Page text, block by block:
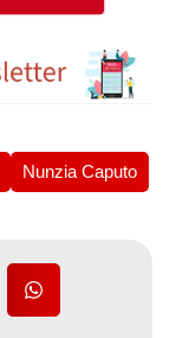
Nunzia Caputo